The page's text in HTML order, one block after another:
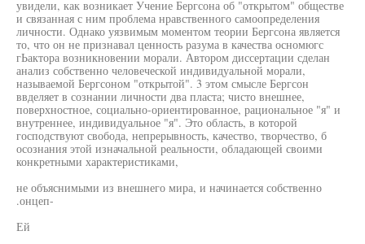
увидели, как возникает Учение Бергсона об "открытом" обществе
и связанная с ним проблема нравственного самоопределения
личности. Однако уязвимым моментом теории Бергсона является
то, что он не признавал ценность разума в качества осномюгс
гЬактора возникновении морали. Автором диссертации сделан
анализ собственно человеческой индивидуальной морали,
называемой Бергсоном "открытой". 3 этом смысле Бергсон
ввделяет в сознании личности два пласта; чисто внешнее,
поверхностное, социально-ориентированное, рациональное "я" и
внутреннее, индивидуальное "я". Это область, в которой
господствуют свобода, непрерывность, качество, творчество, б
осознания этой изначальной реальности, обладающей своими
конкретными характеристиками,
не объяснимыми из внешнего мира, и начинается собственно
.онцеп-
Ей